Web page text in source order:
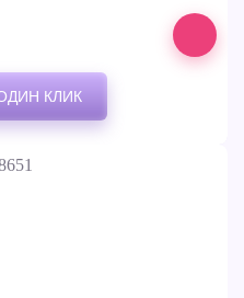
КЛИК
Blossom